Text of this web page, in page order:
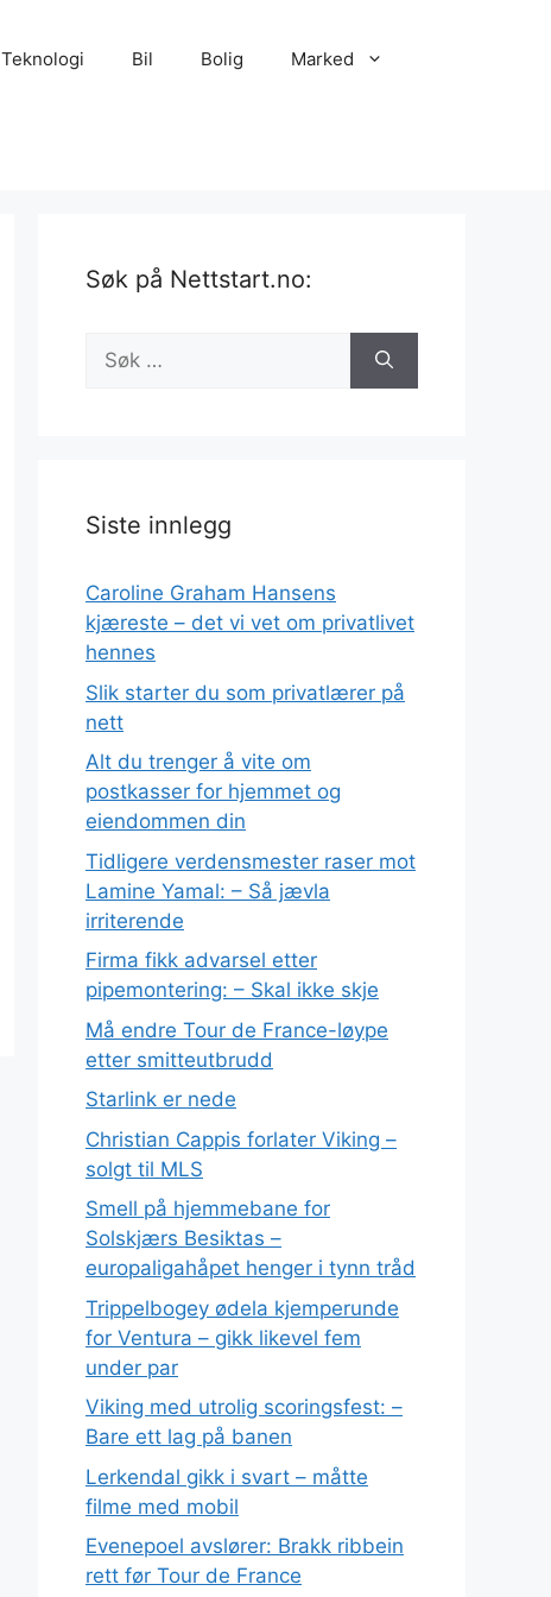
Teknologi Bil Bolig Marked
Søk på Nettstart.no:
Søk
etter:
Siste innlegg
Caroline Graham Hansens
kjæreste – det vi vet om privatlivet
hennes
Slik starter du som privatlærer på
nett
Alt du trenger å vite om
postkasser for hjemmet og
eiendommen din
Tidligere verdensmester raser mot
Lamine Yamal: – Så jævla
irriterende
Firma fikk advarsel etter
pipemontering: – Skal ikke skje
Må endre Tour de France-løype
etter smitteutbrudd
Starlink er nede
Christian Cappis forlater Viking –
solgt til MLS
Smell på hjemmebane for
Solskjærs Besiktas –
europaligahåpet henger i tynn tråd
Trippelbogey ødela kjemperunde
for Ventura – gikk likevel fem
under par
Viking med utrolig scoringsfest: –
Bare ett lag på banen
Lerkendal gikk i svart – måtte
filme med mobil
Evenepoel avslører: Brakk ribbein
rett før Tour de France